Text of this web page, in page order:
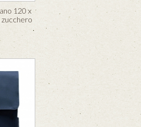
120 x